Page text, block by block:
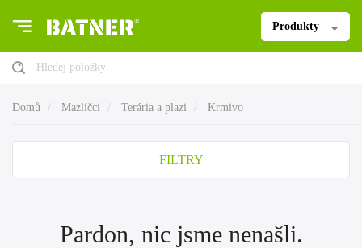
Produkty
Hledej položky
Domů Mazlíčci Terária a plazi Krmivo
FILTRY
Pardon, nic jsme nenašli.